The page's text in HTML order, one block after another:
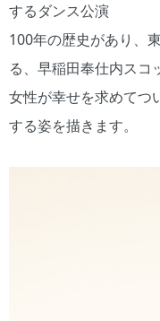
するダンス公演
100年の歴史があり、
る、早稲田奉仕内スコ
女性が幸せを求めてつ
する姿を描きます。